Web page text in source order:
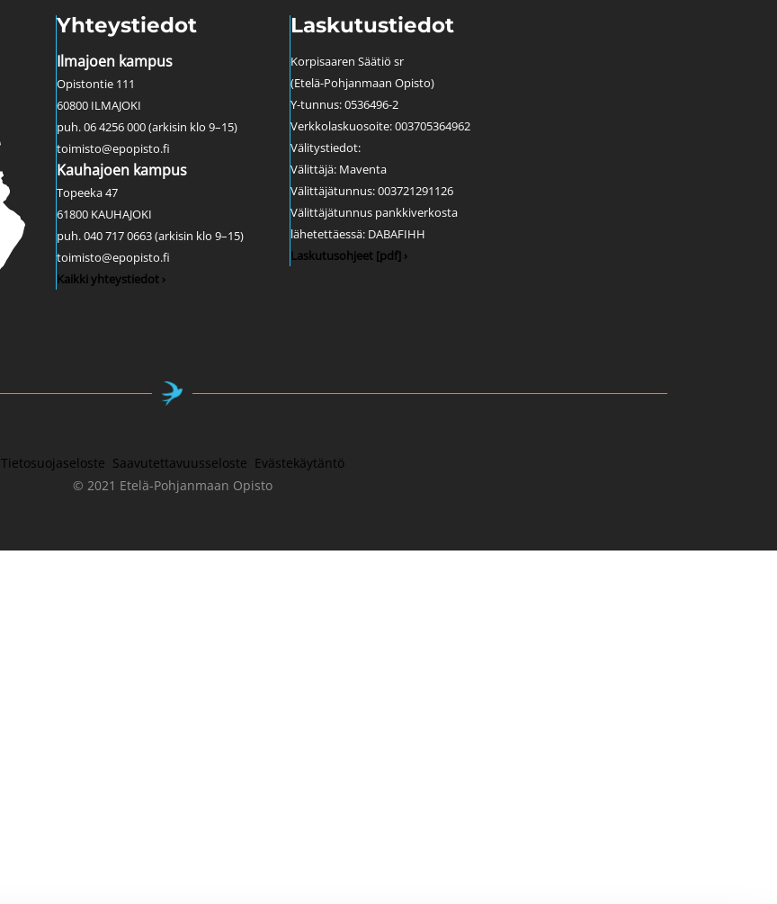
Yhteystiedot
Ilmajoen kampus
Opistontie 111
60800 ILMAJOKI
puh. 06 4256 000 (arkisin klo 9–15)
toimisto@epopisto.fi
Kauhajoen kampus
Topeeka 47
61800 KAUHAJOKI
puh. 040 717 0663 (arkisin klo 9–15)
toimisto@epopisto.fi
Kaikki yhteystiedot ›
Laskutustiedot
Korpisaaren Säätiö sr
(Etelä-Pohjanmaan Opisto)
Y-tunnus: 0536496-2
Verkkolaskuosoite: 003705364962
Välitystiedot:
Välittäjä: Maventa
Välittäjätunnus: 003721291126
Välittäjätunnus pankkiverkosta
lähetettäessä: DABAFIHH
Laskutusohjeet [pdf] ›
Tietosuojaseloste Saavutettavuusseloste Evästekäytäntö
© 2021 Etelä-Pohjanmaan Opisto